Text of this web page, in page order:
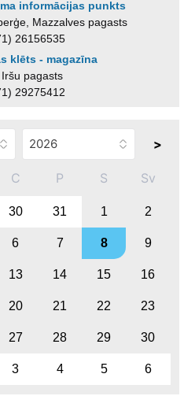
informācijas punkts
Mazzalves pagasts
26156535
klēts - magazīna
pagasts
29275412
>
C P S Sv
30 31 1 2
6 7 8 9
13 14 15 16
20 21 22 23
27 28 29 30
3 4 5 6